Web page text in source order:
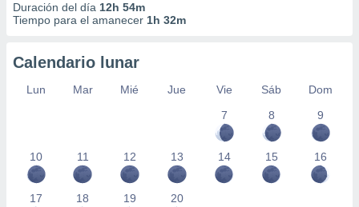
Duración del día 12h 54m
Tiempo para el amanecer 1h 32m
Calendario lunar
Lun Mar Mié Jue Vie Sáb
Dom
7
8 9
10 11 12 13 14 15 16
17 18 19 20